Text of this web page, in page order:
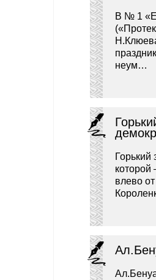
В № 1
неум…
Горький
которой
влево